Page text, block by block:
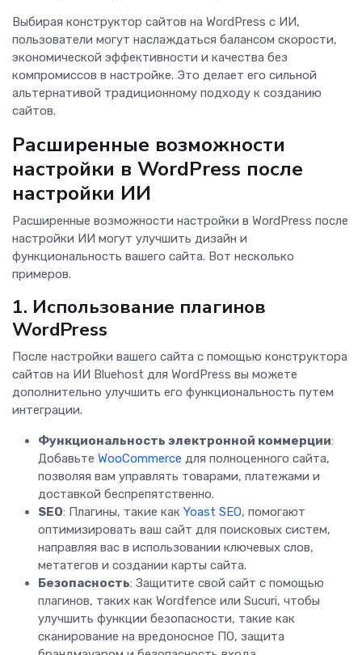
Выбирая конструктор сайтов на WordPress с ИИ,
пользователи могут наслаждаться балансом скорости,
экономической эффективности и качества без
компромиссов в настройке. Это делает его сильной
альтернативой традиционному подходу к созданию
сайтов.
Расширенные возможности
настройки в WordPress после
настройки ИИ
Расширенные возможности настройки в WordPress после
настройки ИИ могут улучшить дизайн и
функциональность вашего сайта. Вот несколько
примеров.
1. Использование плагинов
WordPress
После настройки вашего сайта с помощью конструктора
сайтов на ИИ Bluehost для WordPress вы можете
дополнительно улучшить его функциональность путем
интеграции.
Функциональность электронной коммерции:
Добавьте WooCommerce для полноценного сайта,
позволяя вам управлять товарами, платежами и
доставкой беспрепятственно.
SEO: Плагины, такие как Yoast SEO, помогают
оптимизировать ваш сайт для поисковых систем,
направляя вас в использовании ключевых слов,
метатегов и создании карты сайта.
Безопасность: Защитите свой сайт с помощью
плагинов, таких как Wordfence или Sucuri, чтобы
улучшить функции безопасности, такие как
сканирование на вредоносное ПО, защита